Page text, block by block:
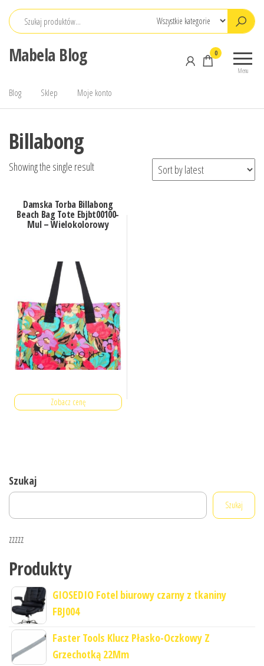
Przejdź
Mabela Blog
Menu
0
Blog Sklep Moje konto
Billabong
Showing the single result
Damska Torba Billabong
Beach Bag Tote Ebjbt00100-
Mul – Wielokolorowy
Zobacz cenę
Szukaj
Szukaj
zzzzz
Produkty
GIOSEDIO Fotel biurowy czarny z tkaniny
FBJ004
Faster Tools Klucz Płasko-Oczkowy Z
Grzechotką 22Mm